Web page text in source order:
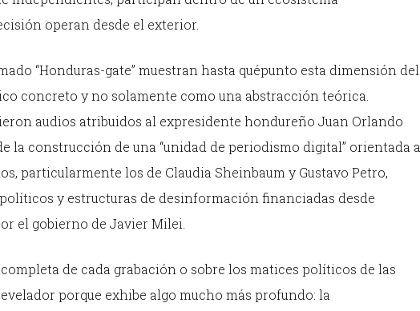
operan desde el exterior.
“Honduras-gate” muestran hasta quépunto esta dimensión del
concreto y no solamente como una abstracción teórica.
audios atribuidos al expresidente hondureño Juan Orlando
la construcción de una “unidad de periodismo digital” orientada a
particularmente los de Claudia Sheinbaum y Gustavo Petro,
y estructuras de desinformación financiadas desde
el gobierno de Javier Milei.
de cada grabación o sobre los matices políticos de las
porque exhibe algo mucho más profundo: la